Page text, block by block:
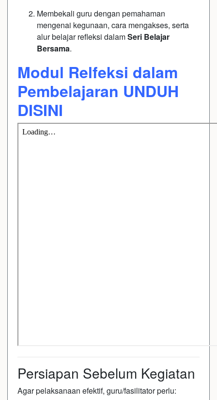
Membekali guru dengan pemahaman
mengenai kegunaan, cara mengakses, serta
alur belajar refleksi dalamSeri Belajar
Bersama.
Modul Relfeksi dalam
Pembelajaran UNDUH
DISINI
Persiapan Sebelum Kegiatan
Agar pelaksanaan efektif, guru/fasilitator perlu: